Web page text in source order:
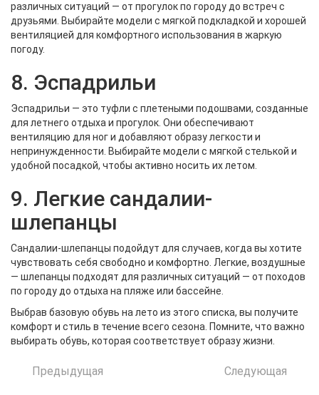
различных ситуаций — от прогулок по городу до встреч с
друзьями. Выбирайте модели с мягкой подкладкой и хорошей
вентиляцией для комфортного использования в жаркую
погоду.
8. Эспадрильи
Эспадрильи — это туфли с плетеными подошвами, созданные
для летнего отдыха и прогулок. Они обеспечивают
вентиляцию для ног и добавляют образу легкости и
непринужденности. Выбирайте модели с мягкой стелькой и
удобной посадкой, чтобы активно носить их летом.
9. Легкие сандалии-
шлепанцы
Сандалии-шлепанцы подойдут для случаев, когда вы хотите
чувствовать себя свободно и комфортно. Легкие, воздушные
— шлепанцы подходят для различных ситуаций — от походов
по городу до отдыха на пляже или бассейне.
Выбрав базовую обувь на лето из этого списка, вы получите
комфорт и стиль в течение всего сезона. Помните, что важно
выбирать обувь, которая соответствует образу жизни.
Предыдущая Следующая